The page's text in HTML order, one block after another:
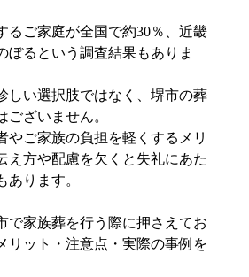
るご家庭が全国で約30％、近畿
ぼるという調査結果もありま
しい選択肢ではなく、堺市の葬
ございません。
やご家族の負担を軽くするメリ
え方や配慮を欠くと失礼にあた
あります。
で家族葬を行う際に押さえてお
リット・注意点・実際の事例を